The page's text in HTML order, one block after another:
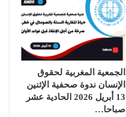
الجمعية المغربية لحقوق
الإنسان ندوة صحفية الإثنين
13 أبريل 2026 الحادية عشر
صباحا…